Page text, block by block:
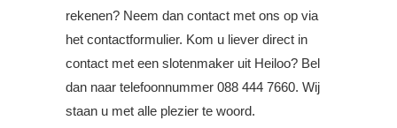
rekenen? Neem dan contact met ons op via
het contactformulier. Kom u liever direct in
contact met een slotenmaker uit Heiloo? Bel
dan naar telefoonnummer 088 444 7660. Wij
staan u met alle plezier te woord.